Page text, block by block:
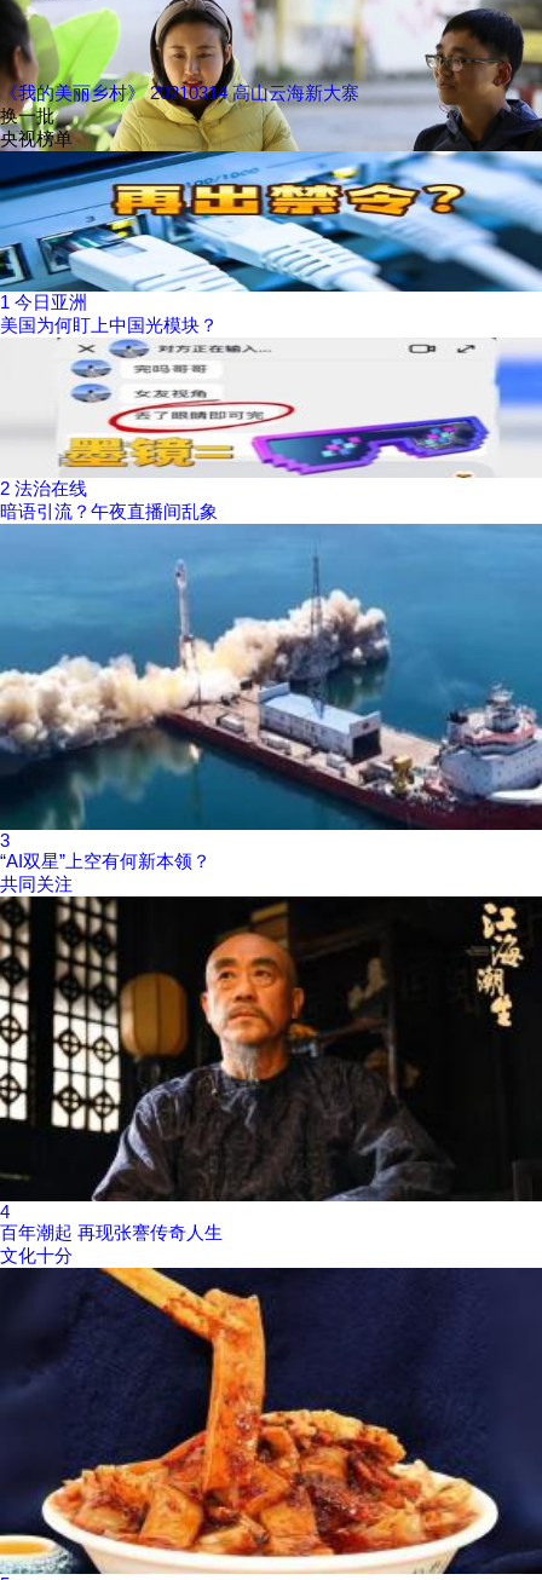
《我的美丽乡村》 20210314 高山云海新大寨
换一批
央视榜单
1 今日亚洲
美国为何盯上中国光模块？
2 法治在线
暗语引流？午夜直播间乱象
3
“AI双星”上空有何新本领？
共同关注
4
百年潮起 再现张謇传奇人生
文化十分